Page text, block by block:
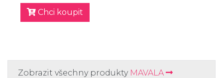
Chci koupit
Zobrazit všechny produkty MAVALA